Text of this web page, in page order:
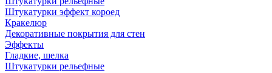
Штукатурки эффект короед
Кракелюр
Декоративные покрытия для стен
Эффекты
Гладкие, шелка
Штукатурки рельефные